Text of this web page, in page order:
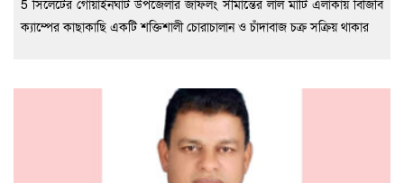
5 সিলেটের গোয়াইনঘাট উপজেলার জাফলং সীমান্তের লাল মাটি এলাকায় বিজিবি
ক্যাম্পের কাছাকাছি একটি শক্তিশালী চোরাচালান ও চাঁদাবাজ চক্র সক্রিয় থাকার